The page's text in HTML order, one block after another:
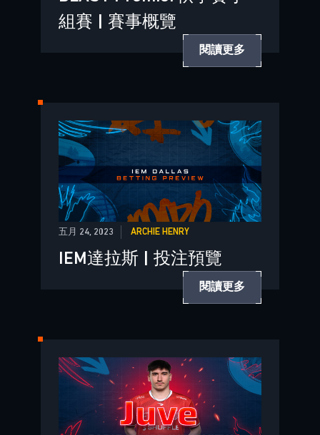
組賽 | 賽事概覽
閱讀更多
五月 24, 2023 ARCHIE HENRY
IEM達拉斯 | 投注預覽
閱讀更多